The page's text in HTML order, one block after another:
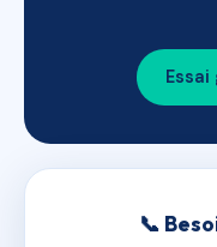
📞